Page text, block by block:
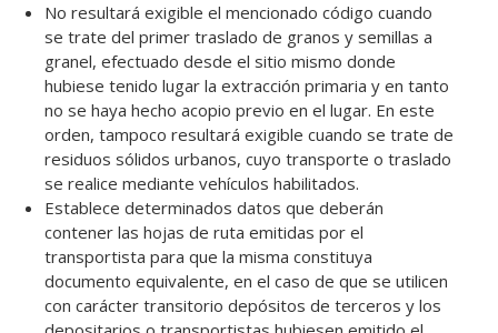
No resultará exigible el mencionado código cuando
se trate del primer traslado de granos y semillas a
granel, efectuado desde el sitio mismo donde
hubiese tenido lugar la extracción primaria y en tanto
no se haya hecho acopio previo en el lugar. En este
orden, tampoco resultará exigible cuando se trate de
residuos sólidos urbanos, cuyo transporte o traslado
se realice mediante vehículos habilitados.
Establece determinados datos que deberán
contener las hojas de ruta emitidas por el
transportista para que la misma constituya
documento equivalente, en el caso de que se utilicen
con carácter transitorio depósitos de terceros y los